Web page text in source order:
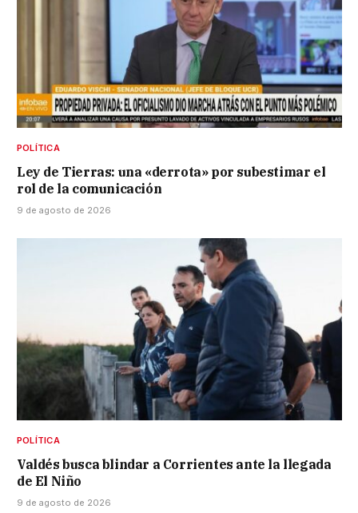
POLÍTICA
Ley de Tierras: una «derrota» por subestimar el
rol de la comunicación
9 de agosto de 2026
POLÍTICA
Valdés busca blindar a Corrientes ante la llegada
de El Niño
9 de agosto de 2026